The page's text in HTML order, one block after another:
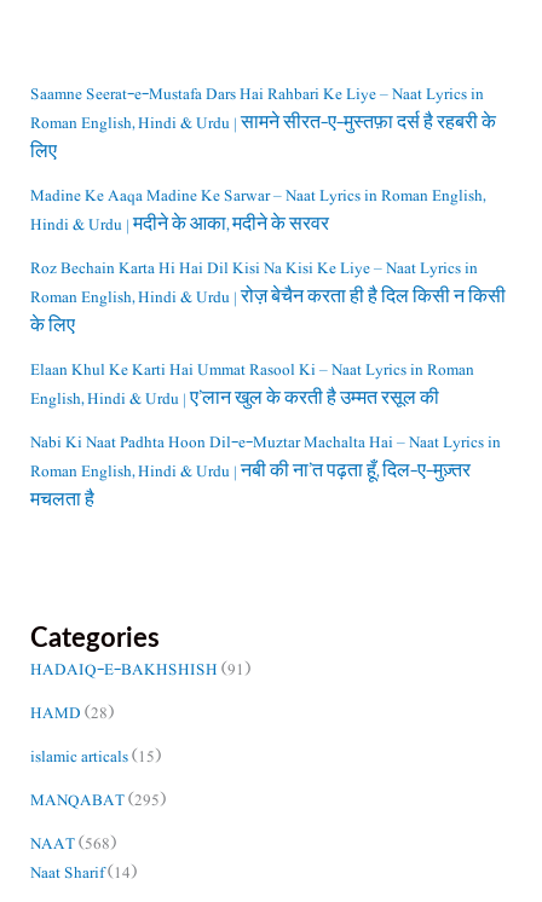
Saamne Seerat-e-Mustafa Dars Hai Rahbari Ke Liye – Naat Lyrics in
Roman English, Hindi & Urdu | सामने सीरत-ए-मुस्तफ़ा दर्स है रहबरी के
लिए
Madine Ke Aaqa Madine Ke Sarwar – Naat Lyrics in Roman English,
Hindi & Urdu | मदीने के आका, मदीने के सरवर
Roz Bechain Karta Hi Hai Dil Kisi Na Kisi Ke Liye – Naat Lyrics in
Roman English, Hindi & Urdu | रोज़ बेचैन करता ही है दिल किसी न किसी
के लिए
Elaan Khul Ke Karti Hai Ummat Rasool Ki – Naat Lyrics in Roman
English, Hindi & Urdu | ए’लान खुल के करती है उम्मत रसूल की
Nabi Ki Naat Padhta Hoon Dil-e-Muztar Machalta Hai – Naat Lyrics in
Roman English, Hindi & Urdu | नबी की ना’त पढ़ता हूँ, दिल-ए-मुज़्तर
मचलता है
Categories
HADAIQ-E-BAKHSHISH(91)
HAMD(28)
islamic articals(15)
MANQABAT(295)
NAAT(568)
Naat Sharif(14)